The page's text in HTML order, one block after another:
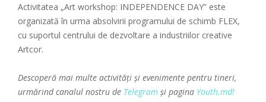
Activitatea „Art workshop: INDEPENDENCE DAY” este
organizată în urma absolvirii programului de schimb FLEX,
cu suportul centrului de dezvoltare a industriilor creative
Artcor.
Descoperă mai multe activități și evenimente pentru tineri,
urmărind canalul nostru de Telegram și pagina Youth.md!